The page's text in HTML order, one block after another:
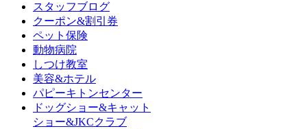
スタッフブログ
クーポン&割引券
ペット保険
動物病院
しつけ教室
美容&ホテル
パピーキトンセンター
ドッグショー&キャット
ショー&JKCクラブ